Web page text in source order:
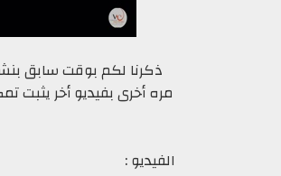
ذكرنا لكم بوقت سابق
الفيديو :